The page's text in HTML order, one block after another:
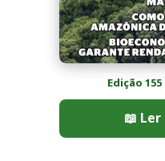
Edição 155
📖